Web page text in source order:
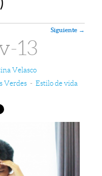
Siguiente →
13
Velasco
Verdes - Estilo de vida